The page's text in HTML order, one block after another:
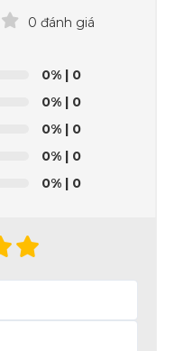
0 đánh giá
0% | 0
0% | 0
0% | 0
0% | 0
0% | 0